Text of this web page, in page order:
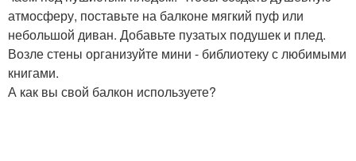
атмосферу, поставьте на балконе мягкий пуф или
небольшой диван. Добавьте пузатых подушек и плед.
Возле стены организуйте мини - библиотеку с любимыми
книгами.
А как вы свой балкон используете?